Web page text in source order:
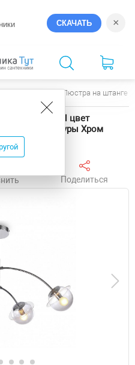
СКАЧАТЬ ×
Люстра на штанге
04CH цвет
цвет арматуры Хром
Поделиться